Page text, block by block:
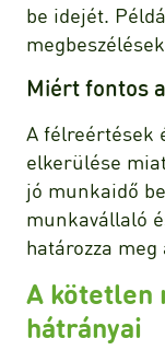
be idejét.
Miért fontos
A félreértések
elkerülése
jó munkaidő
munkavállaló
határozza
A kötetlen
hátrányai